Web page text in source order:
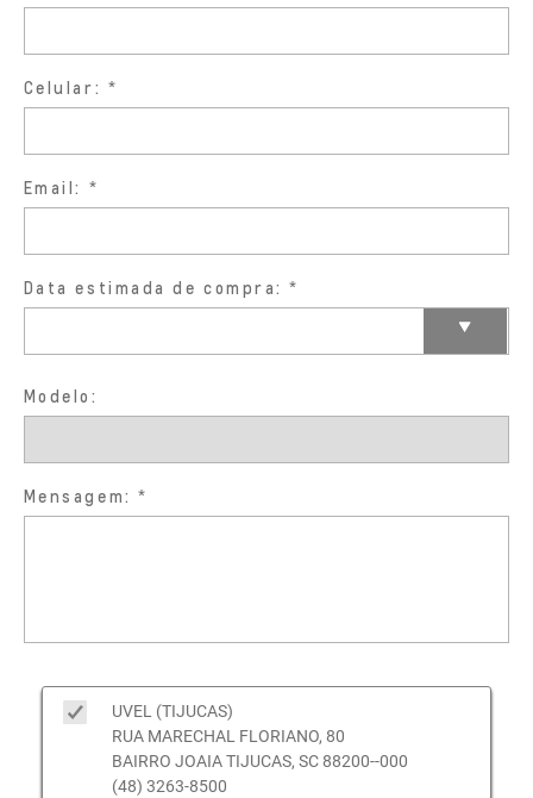
Celular:
Email:
Data estimada de compra:
Modelo:
Mensagem:
UVEL (TIJUCAS)
RUA MARECHAL FLORIANO, 80
BAIRRO JOAIA TIJUCAS, SC 88200--000
(48) 3263-8500